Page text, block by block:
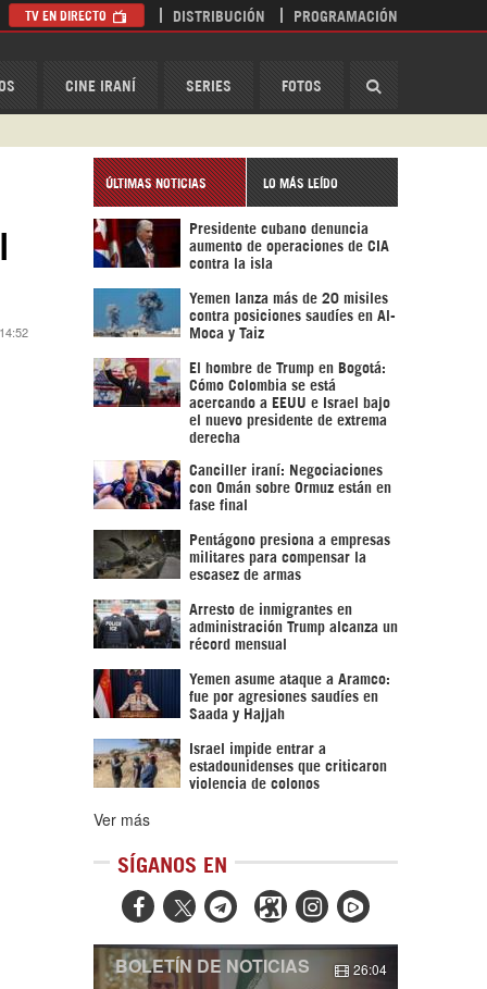
CINE IRANÍ SERIES FOTOS
TV EN DIRECTO DISTRIBUCIÓN PROGRAMACIÓN
ÚLTIMAS NOTICIAS LO MÁS LEÍDO
Presidente cubano denuncia
aumento de operaciones de CIA
contra la isla
Yemen lanza más de 20 misiles
contra posiciones saudíes en Al-
Moca y Taiz
El hombre de Trump en Bogotá:
Cómo Colombia se está
acercando a EEUU e Israel bajo
el nuevo presidente de extrema
derecha
Canciller iraní: Negociaciones
con Omán sobre Ormuz están en
fase final
Pentágono presiona a empresas
militares para compensar la
escasez de armas
Arresto de inmigrantes en
administración Trump alcanza un
récord mensual
Yemen asume ataque a Aramco:
fue por agresiones saudíes en
Saada y Hajjah
Israel impide entrar a
estadounidenses que criticaron
violencia de colonos
Ver más
SÍGANOS EN
  
BOLETÍN DE NOTICIAS 26:04